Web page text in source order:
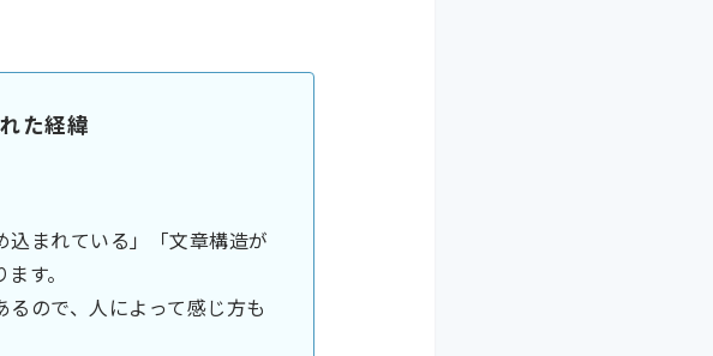
た経緯
まれている」「文章構造が
す。
ので、人によって感じ方も